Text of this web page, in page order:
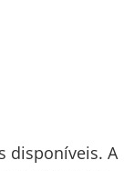
disponíveis. A